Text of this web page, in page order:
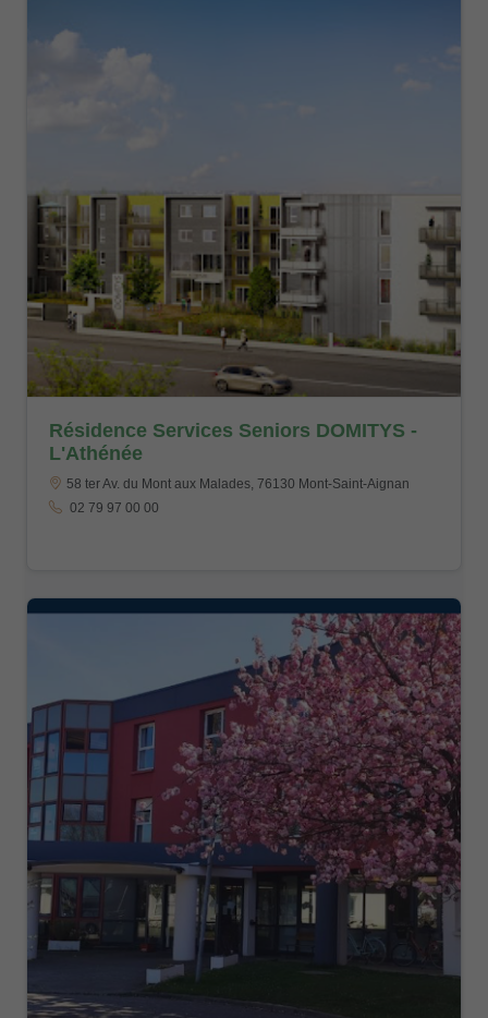
Résidence Services Seniors DOMITYS -
L'Athénée
58 ter Av. du Mont aux Malades, 76130 Mont-Saint-Aignan
02 79 97 00 00